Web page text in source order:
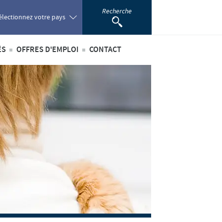
votre pays
Recherche
internationales
au sein du Benelux
OFFRES D'EMPLOI
Offres d'emploi internationales
Offres d'emploi au sein du Benelux
CONTACT